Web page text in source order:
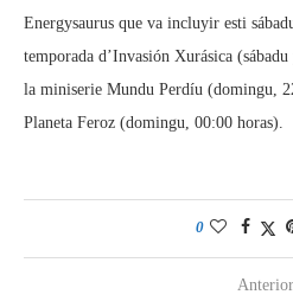
Energysaurus que va incluyir esti
temporada d’Invasión Xurásica
la miniserie Mundu Perdíu (domingu,
Planeta Feroz (domingu, 00:00 horas).
0
Anterior